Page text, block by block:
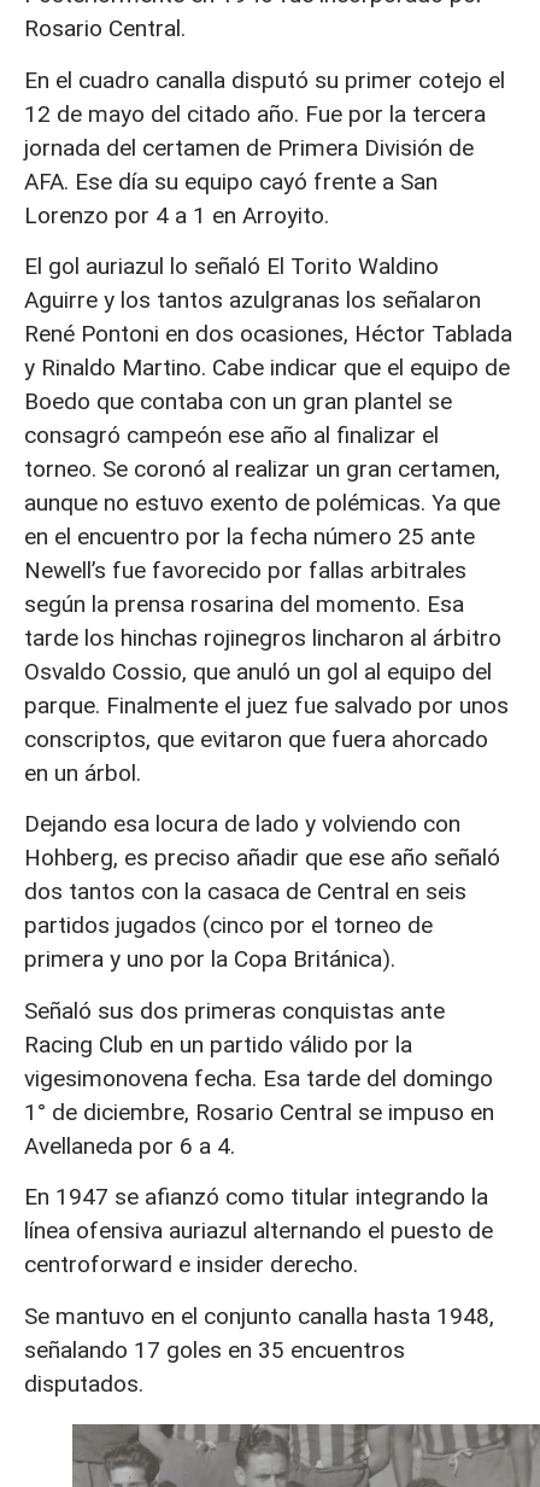
Rosario Central.
En el cuadro canalla disputó su primer cotejo el
12 de mayo del citado año. Fue por la tercera
jornada del certamen de Primera División de
AFA. Ese día su equipo cayó frente a San
Lorenzo por 4 a 1 en Arroyito.
El gol auriazul lo señaló El Torito Waldino
Aguirre y los tantos azulgranas los señalaron
René Pontoni en dos ocasiones, Héctor Tablada
y Rinaldo Martino. Cabe indicar que el equipo de
Boedo que contaba con un gran plantel se
consagró campeón ese año al finalizar el
torneo. Se coronó al realizar un gran certamen,
aunque no estuvo exento de polémicas. Ya que
en el encuentro por la fecha número 25 ante
Newell’s fue favorecido por fallas arbitrales
según la prensa rosarina del momento. Esa
tarde los hinchas rojinegros lincharon al árbitro
Osvaldo Cossio, que anuló un gol al equipo del
parque. Finalmente el juez fue salvado por unos
conscriptos, que evitaron que fuera ahorcado
en un árbol.
Dejando esa locura de lado y volviendo con
Hohberg, es preciso añadir que ese año señaló
dos tantos con la casaca de Central en seis
partidos jugados (cinco por el torneo de
primera y uno por la Copa Británica).
Señaló sus dos primeras conquistas ante
Racing Club en un partido válido por la
vigesimonovena fecha. Esa tarde del domingo
1° de diciembre, Rosario Central se impuso en
Avellaneda por 6 a 4.
En 1947 se afianzó como titular integrando la
línea ofensiva auriazul alternando el puesto de
centroforward e insider derecho.
Se mantuvo en el conjunto canalla hasta 1948,
señalando 17 goles en 35 encuentros
disputados.